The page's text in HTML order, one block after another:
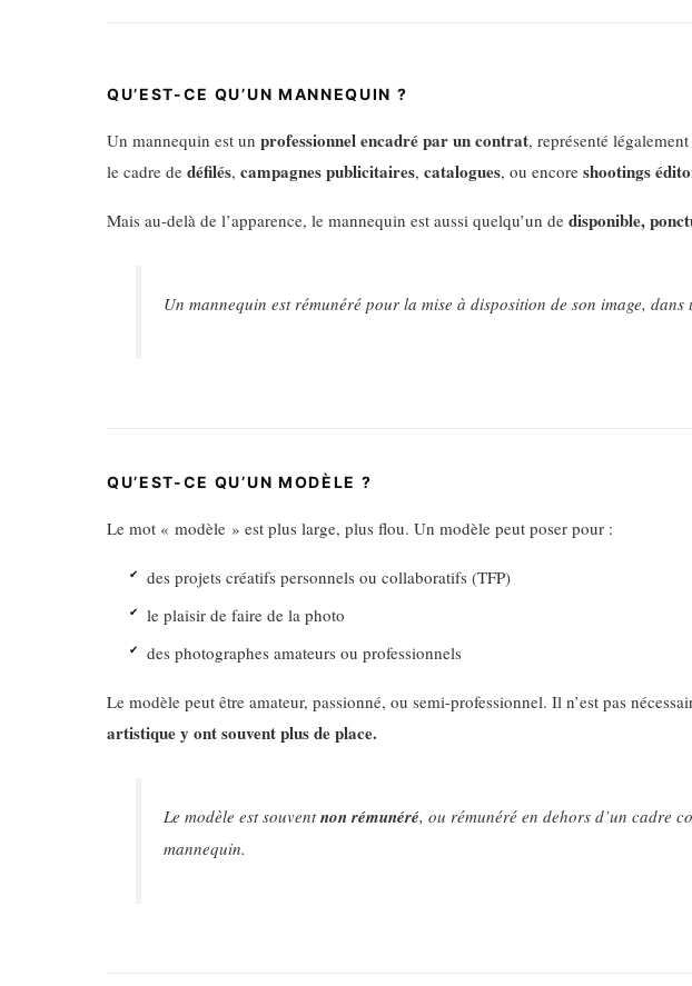
QU’EST-CE QU’UN MANNEQUIN ?
Un mannequin est un professionnel encadré par un contrat, représenté
le cadre de défilés, campagnes publicitaires, catalogues, ou encore shootings
Mais au-delà de l’apparence, le mannequin est aussi quelqu’un de disponible,
Un mannequin est rémunéré pour la mise à disposition de son image,
QU’EST-CE QU’UN MODÈLE ?
Le mot « modèle » est plus large, plus flou. Un modèle peut poser pour :
des projets créatifs personnels ou collaboratifs (TFP)
le plaisir de faire de la photo
des photographes amateurs ou professionnels
Le modèle peut être amateur, passionné, ou semi-professionnel. Il n’est pas
artistique y ont souvent plus de place.
Le modèle est souventnon rémunéré, ou rémunéré en dehors d’un cadre
mannequin.